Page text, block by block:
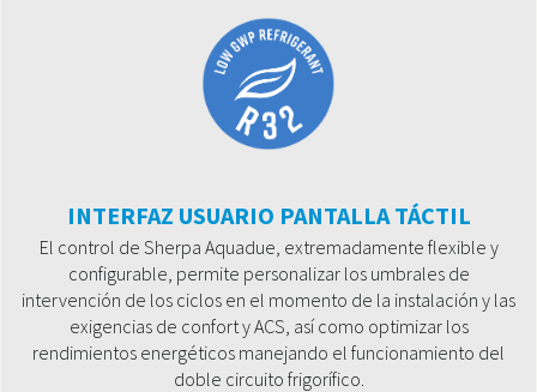
INTERFAZ USUARIO PANTALLA TÁCTIL
El control de Sherpa Aquadue, extremadamente flexible y
configurable, permite personalizar los umbrales de
intervención de los ciclos en el momento de la instalación y las
exigencias de confort y ACS, así como optimizar los
rendimientos energéticos manejando el funcionamiento del
doble circuito frigorífico.